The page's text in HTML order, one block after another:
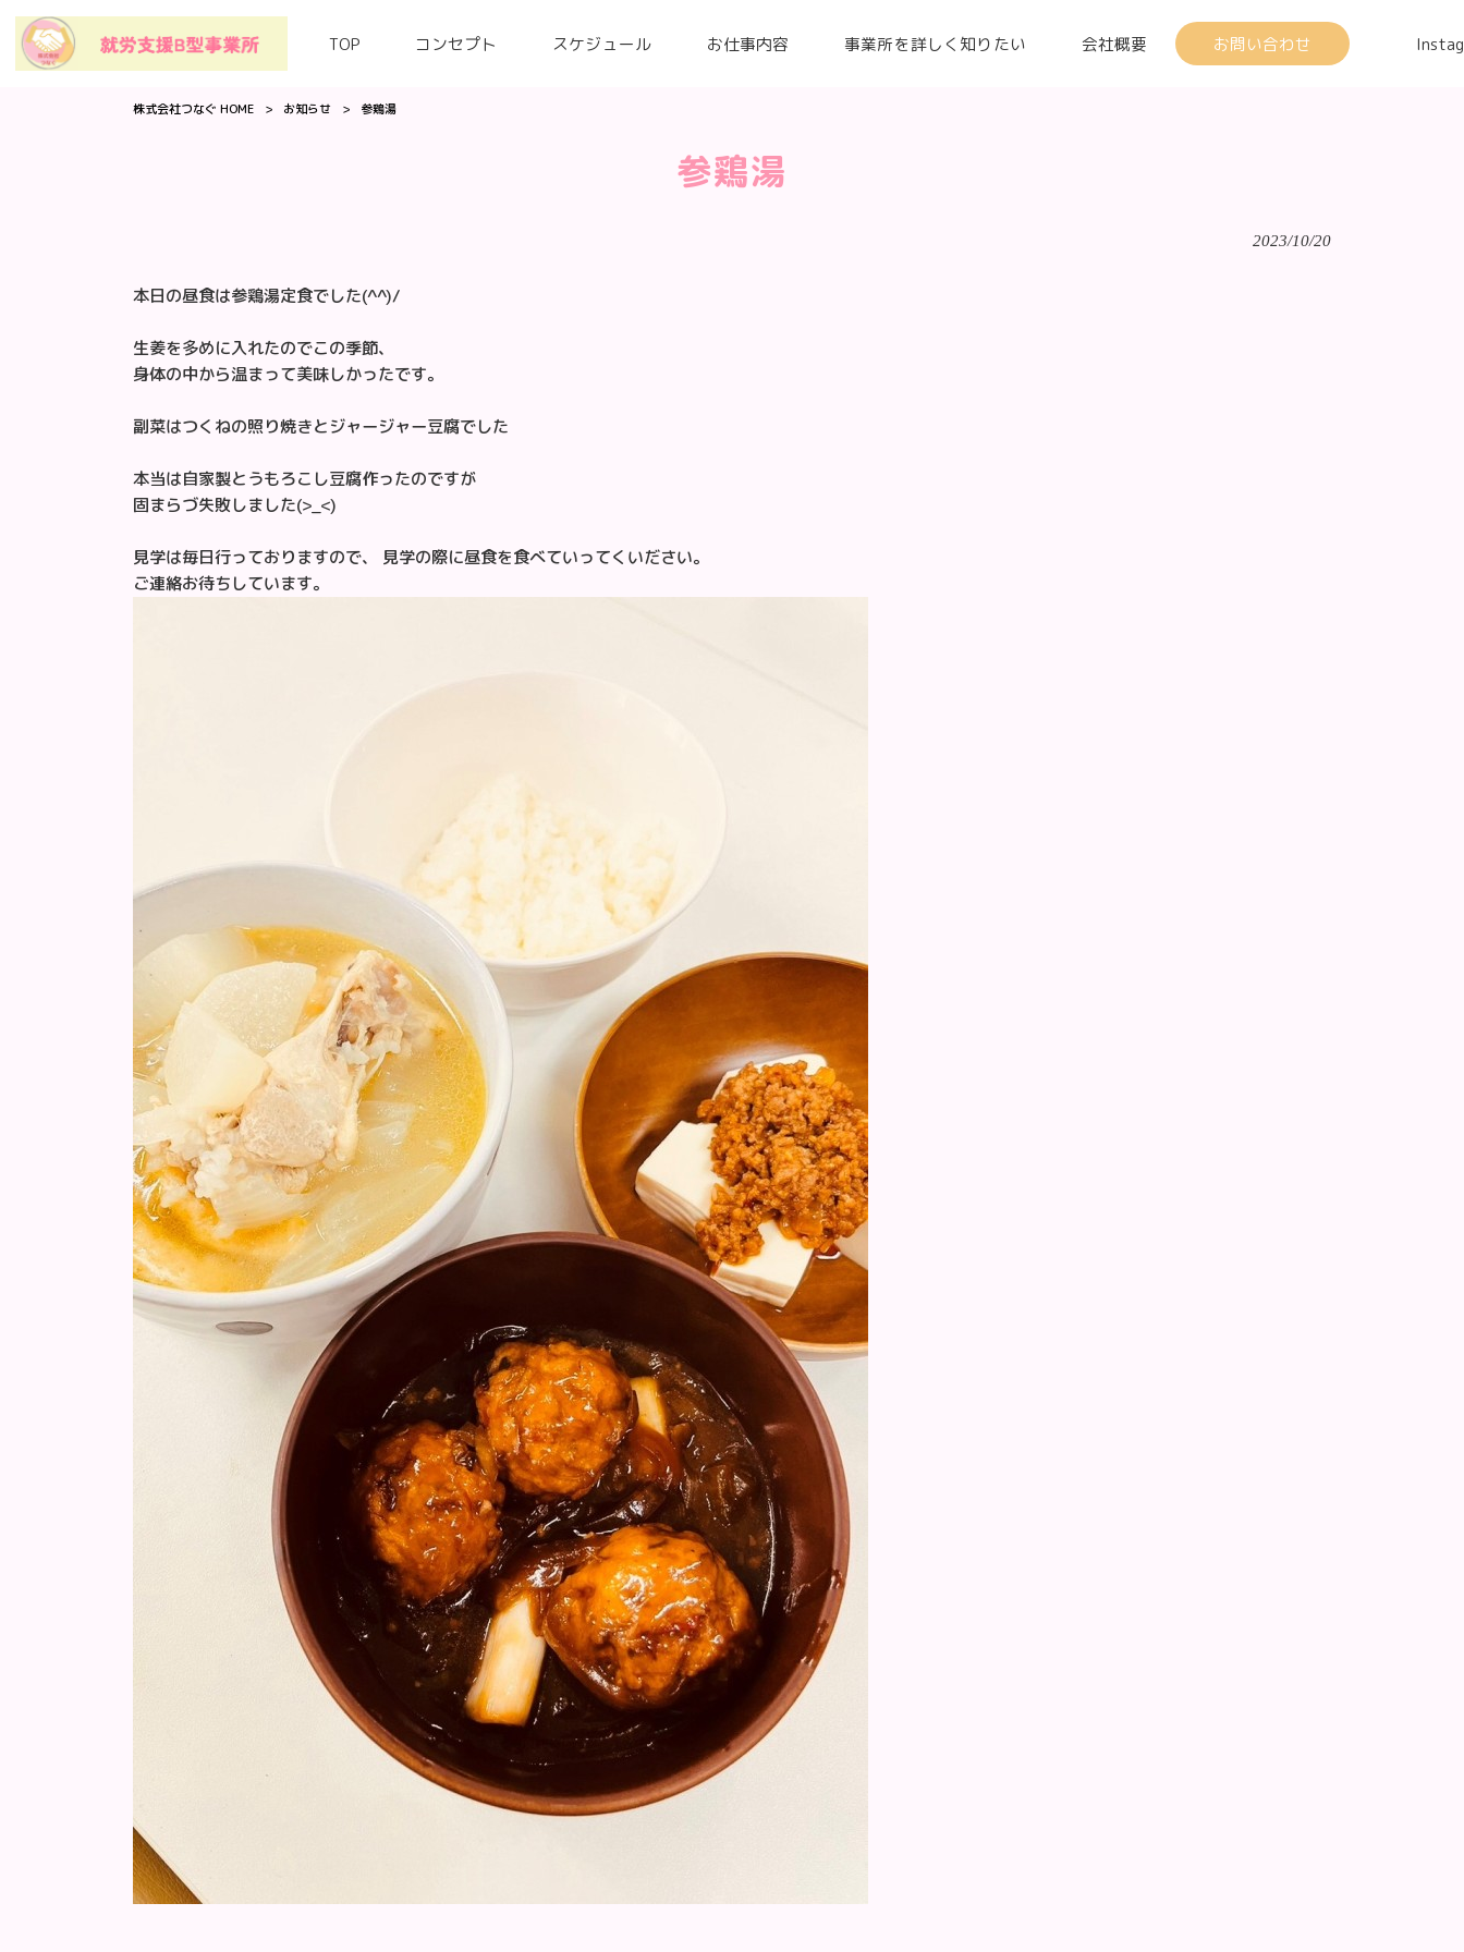
TOP コンセプト スケジュール お仕事内容 事業所を詳しく知りたい 会社概要 お問い合わせ
株式会社つなぐ HOME > お知らせ > 参鶏湯
参鶏湯
2023/10/20
本日の昼食は参鶏湯定食でした(^^)/
生姜を多めに入れたのでこの季節、
身体の中から温まって美味しかったです。
副菜はつくねの照り焼きとジャージャー豆腐でした
本当は自家製とうもろこし豆腐作ったのですが
固まらづ失敗しました(>_<)
見学は毎日行っておりますので、 見学の際に昼食を食べていってくいださい。
ご連絡お待ちしています。